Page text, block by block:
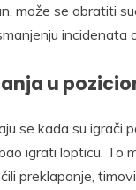
može se obratiti
incidenata
u
se kada su igrači
igrati lopticu. To
preklapanje,